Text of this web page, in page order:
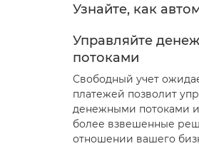
Узнайте, как
Управляйте
потоками
Свободный учет
платежей позволит
денежными потоками
более взвешенные
отношении вашего